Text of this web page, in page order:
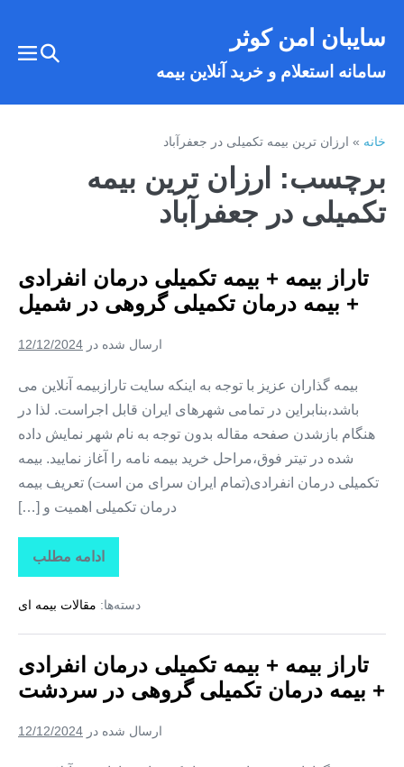
سایبان امن کوثر
سامانه استعلام و خرید آنلاین بیمه
تغییر
خانه»ارزان ترین بیمه تکمیلی در جعفرآباد
برچسب: ارزان ترین بیمه
تکمیلی در جعفرآباد
تاراز بیمه + بیمه تکمیلی درمان انفرادی
+ بیمه درمان تکمیلی گروهی در شمیل
ارسال شده در 12/12/2024
بیمه گذاران عزیز با توجه به اینکه سایت تارازبیمه آنلاین می
باشد،بنابراین در تمامی شهرهای ایران قابل اجراست. لذا در
هنگام بازشدن صفحه مقاله بدون توجه به نام شهر نمایش داده
شده در تیتر فوق،مراحل خرید بیمه نامه را آغاز نمایید. بیمه
تکمیلی درمان انفرادی(تمام ایران سرای من است) تعریف بیمه
درمان تکمیلی اهمیت و […]
ادامه مطلب
تاراز
بیمه
بیمه
درمان
+
بیمه
درمان
تکمیلی
در
دسته‌ها: مقالات بیمه ای
تاراز بیمه + بیمه تکمیلی درمان انفرادی
+ بیمه درمان تکمیلی گروهی در سردشت
ارسال شده در 12/12/2024